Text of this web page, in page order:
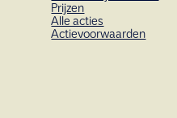
Prijzen
Alle acties
Actievoorwaarden